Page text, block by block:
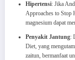
Hipertensi: Jika
Approaches to Stop
magnesium dapat
Penyakit Jantung:
Diet, yang
zaitun, bermanfaat